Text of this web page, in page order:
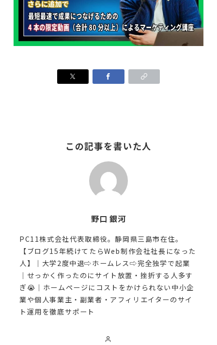
この記事を書いた人
野口 銀河
PC11株式会社代表取締役。静岡県三島市在住。
【ブログ15年続けてたらWeb制作会社社長になった
人】｜大学2度中退⇨ホームレス⇨完全独学で起業
｜せっかく作ったのにサイト放置・挫折する人多す
ぎ😭｜ホームページにコストをかけられない中小企
業や個人事業主・副業者・アフィリエイターのサイ
ト運用を徹底サポート